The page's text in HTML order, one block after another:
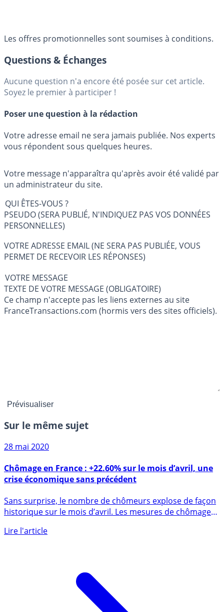
Les offres promotionnelles sont soumises à conditions.
Questions & Échanges
Aucune question n'a encore été posée sur cet article.
Soyez le premier à participer !
Poser une question à la rédaction
Votre adresse email ne sera jamais publiée. Nos experts
vous répondent sous quelques heures.
Votre message n'apparaîtra qu'après avoir été validé par
un administrateur du site.
QUI ÊTES-VOUS ?
PSEUDO (SERA PUBLIÉ, N'INDIQUEZ PAS VOS DONNÉES
PERSONNELLES)
VOTRE ADRESSE EMAIL (NE SERA PAS PUBLIÉE, VOUS
PERMET DE RECEVOIR LES RÉPONSES)
VOTRE MESSAGE
TEXTE DE VOTRE MESSAGE (OBLIGATOIRE)
Ce champ n'accepte pas les liens externes au site
FranceTransactions.com (hormis vers des sites officiels).
Sur le même sujet
28 mai 2020
crise économique sans précédent
historique sur le mois d’avril. Les mesures de chômage